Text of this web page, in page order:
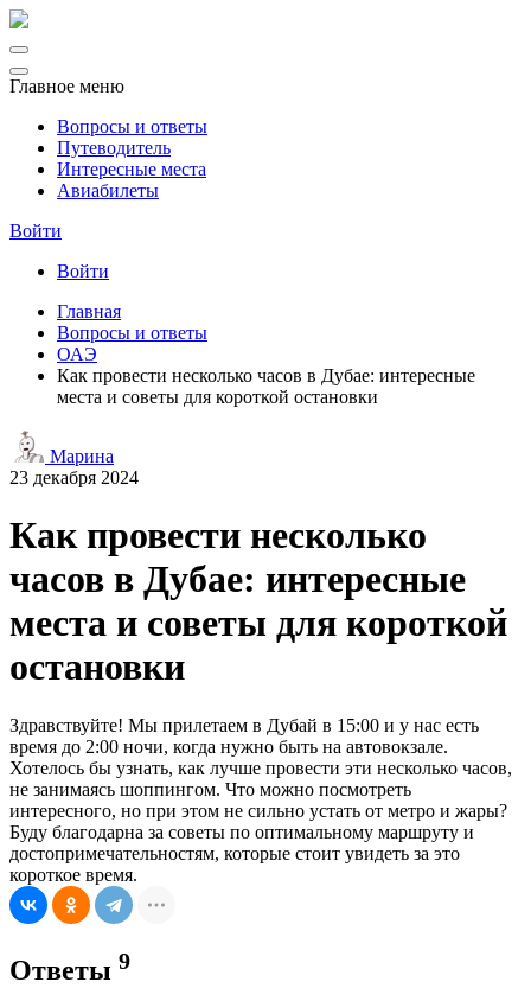
Главное меню
Вопросы и ответы
Путеводитель
Интересные места
Авиабилеты
Войти
Войти
Главная
Вопросы и ответы
ОАЭ
Как провести несколько часов в Дубае: интересные
места и советы для короткой остановки
Марина
23 декабря 2024
Как провести несколько
часов в Дубае: интересные
места и советы для короткой
остановки
Здравствуйте! Мы прилетаем в Дубай в 15:00 и у нас есть
время до 2:00 ночи, когда нужно быть на автовокзале.
Хотелось бы узнать, как лучше провести эти несколько часов,
не занимаясь шоппингом. Что можно посмотреть
интересного, но при этом не сильно устать от метро и жары?
Буду благодарна за советы по оптимальному маршруту и
достопримечательностям, которые стоит увидеть за это
короткое время.
Ответы 9